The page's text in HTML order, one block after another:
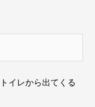
イレから出てくる